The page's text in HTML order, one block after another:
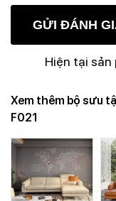
Hiện tại sản
Xem thêm bộ sưu
F021